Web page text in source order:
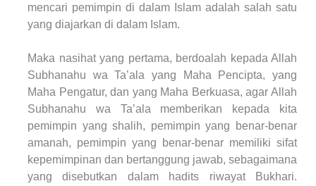
mencari pemimpin di dalam Islam adalah salah satu
yang diajarkan di dalam Islam.
Maka nasihat yang pertama, berdoalah kepada Allah
Subhanahu wa Ta’ala yang Maha Pencipta, yang
Maha Pengatur, dan yang Maha Berkuasa, agar Allah
Subhanahu wa Ta’ala memberikan kepada kita
pemimpin yang shalih, pemimpin yang benar-benar
amanah, pemimpin yang benar-benar memiliki sifat
kepemimpinan dan bertanggung jawab, sebagaimana
yang disebutkan dalam hadits riwayat Bukhari.